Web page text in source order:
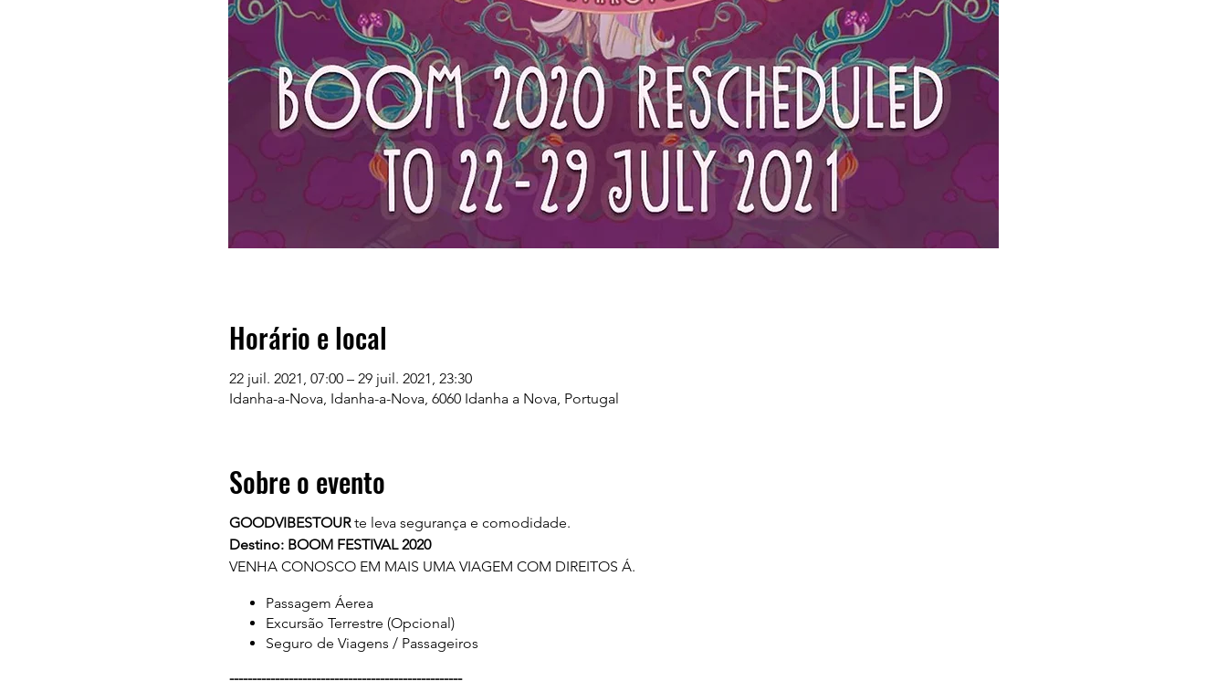
Horário e local
22 juil. 2021, 07:00 – 29 juil. 2021, 23:30
Idanha-a-Nova, Idanha-a-Nova, 6060 Idanha a Nova, Portugal
Sobre o evento
GOODVIBESTOURte leva segurança e comodidade.
Destino: BOOM FESTIVAL 2020
VENHA CONOSCO EM MAIS UMA VIAGEM COM DIREITOS Á.
Passagem Áerea
Excursão Terrestre (Opcional)
Seguro de Viagens / Passageiros